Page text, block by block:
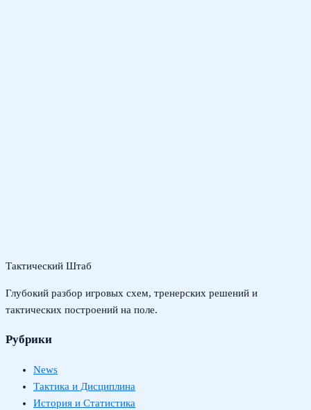
Тактический Штаб
Глубокий разбор игровых схем, тренерских решений и
тактических построений на поле.
Рубрики
News
Тактика и Дисциплина
История и Статистика